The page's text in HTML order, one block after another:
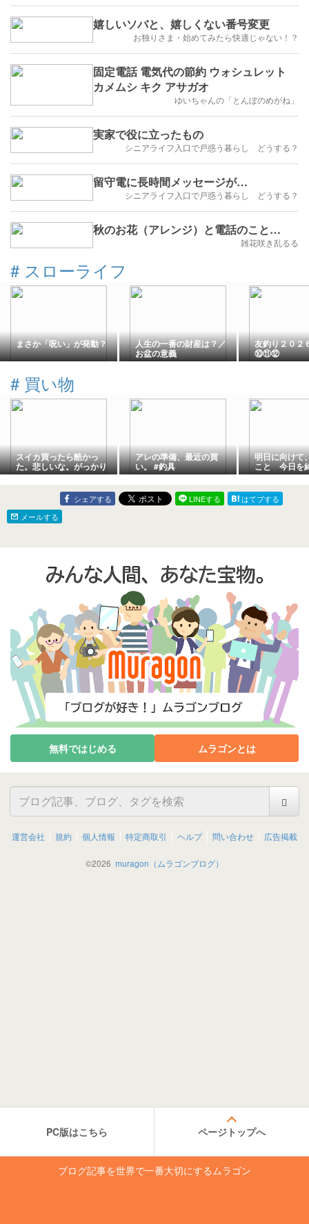
嬉しいソバと、嬉しくない番号変更
お独りさま・始めてみたら快適じゃない！？
固定電話 電気代の節約 ウォシュレット
カメムシ キク アサガオ
ゆいちゃんの「とんぼのめがね」
実家で役に立ったもの
シニアライフ入口で戸惑う暮らし どうする？
留守電に長時間メッセージが…
シニアライフ入口で戸惑う暮らし どうする？
秋のお花（アレンジ）と電話のこと…
雑花咲き乱るる
# スローライフ
まさか「呪い」が発動？ 人生の一番の財産は？／
お盆の意義
友釣り２０２
⑩⑪⑫
# 買い物
スイカ買ったら酷かっ
た。悲しいな。がっかり
だな。
アレの準備、最近の買
い。 #釣具
明日に向けて
こと 今日を
ること
シェアする LINEする
はてブする
メールする
無料ではじめる ムラゴンとは
運営会社 規約 個人情報 特定商取引 ヘルプ 問い合わせ 広告掲載
©2026 muragon（ムラゴンブログ）
PC版はこちら ページトップへ
ブログ記事を世界で一番大切にするムラゴン